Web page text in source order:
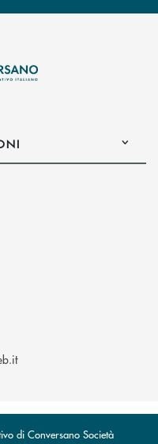
(si apre l’app di posta
apre l’app di posta
di Conversano Società